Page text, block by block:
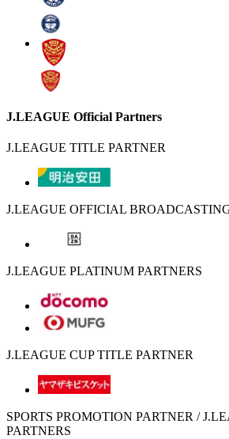
J.LEAGUE Official Partners
J.LEAGUE TITLE PARTNER
J.LEAGUE OFFICIAL
J.LEAGUE PLATINUM PARTNERS
J.LEAGUE CUP TITLE PARTNER
SPORTS PROMOTION PARTNER /
PARTNERS